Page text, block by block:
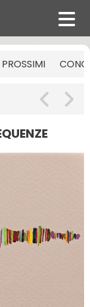
PROSSIMI